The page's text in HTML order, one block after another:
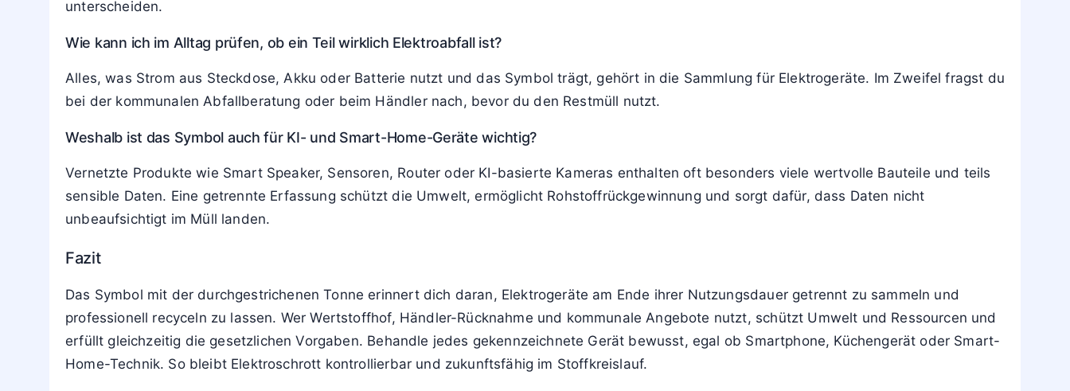
Ja, Zubehör wie Tastaturen, Mäuse, Router, USB-Hubs oder Lautsprecher mit dem Zeichen gehören zur Kategorie Elektroschrott. Diese
Wie läuft die Entsorgung bei großen Geräten wie Waschmaschinen oder Kühlschränken ab?
GroßeHaushaltsgerätewerden häufig vom Händler bei Lieferung des Neugeräts mitgenommen oder über den kommunalen Sperrmüll
Gibt es Unterschiede zwischen Deutschland, Österreich und der Schweiz?
Alle drei Länder setzen die europäische WEEE-Richtlinie oder vergleichbare Vorgaben mit eigener Organisation um. Für dich als Nutzer
bedeutet das in jedem Fall eine getrennte Sammlung, aber die zuständigen Systeme und Sammelstellen können sich je nach Staat
Alles, was Strom aus Steckdose, Akku oder Batterie nutzt und das Symbol trägt, gehört in die Sammlung für Elektrogeräte. Im Zweifel fragst du
bei der kommunalen Abfallberatung oder beim Händler nach, bevor du den Restmüll nutzt.
Weshalb ist das Symbol auch für KI- und Smart-Home-Geräte wichtig?